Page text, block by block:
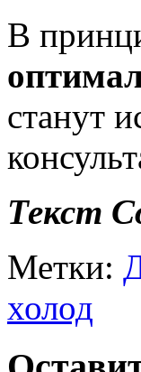
В
станут
Текст
Метки:
холод